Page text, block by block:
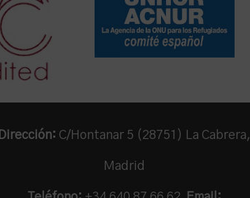
Dirección: C/Hontanar 5 (28751) La Cabrera,
Madrid